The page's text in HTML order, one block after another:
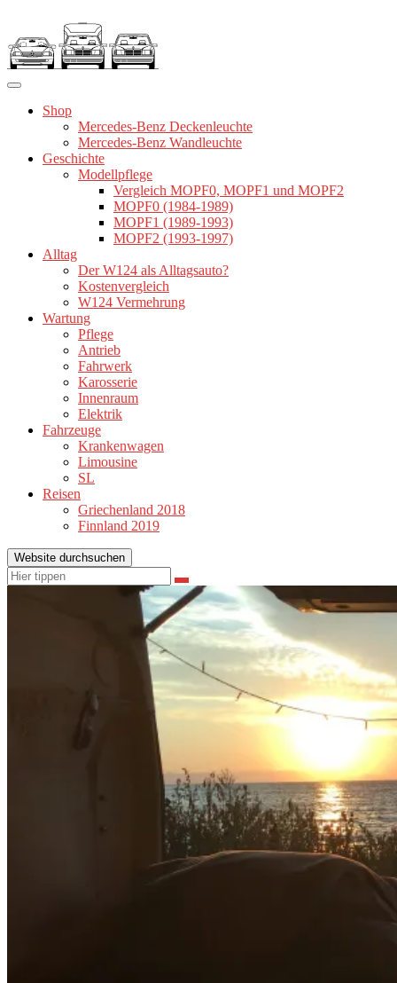
springen
Shop
Mercedes-Benz Deckenleuchte
Mercedes-Benz Wandleuchte
Geschichte
Modellpflege
Vergleich MOPF0, MOPF1 und MOPF2
MOPF0 (1984-1989)
MOPF1 (1989-1993)
MOPF2 (1993-1997)
Alltag
Der W124 als Alltagsauto?
Kostenvergleich
W124 Vermehrung
Wartung
Pflege
Antrieb
Fahrwerk
Karosserie
Innenraum
Elektrik
Fahrzeuge
Krankenwagen
Limousine
SL
Reisen
Griechenland 2018
Finnland 2019
Website durchsuchen
Suchen
nach:
Suchen